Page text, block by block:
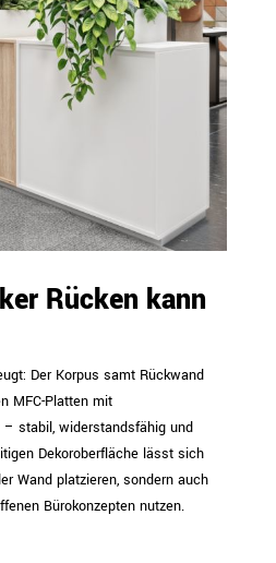
Rücken kann
Der Korpus samt Rückwand
MFC-Platten mit
stabil, widerstandsfähig und
Dekoroberfläche lässt sich
Wand platzieren, sondern auch
Bürokonzepten nutzen.